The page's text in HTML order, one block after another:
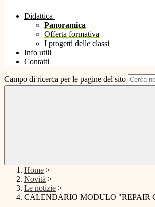
Didattica
Panoramica
Offerta formativa
I progetti delle classi
Info utili
Contatti
Campo di ricerca per le pagine del sito
Home >
Novità >
Le notizie >
CALENDARIO MODULO "REPAIR